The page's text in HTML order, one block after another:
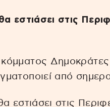
εστιάσει στις
Δημοκράτες
από
εστιάσει στις